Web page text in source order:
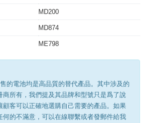
MD200
MD874
ME798
的電池均是高品質的替代產品。其中涉及的
商所有，我們提及其品牌和型號只是爲了說
顧客可以正確地選購自己需要的產品。如果
何的不滿意，可以在線聯繫或者發郵件給我